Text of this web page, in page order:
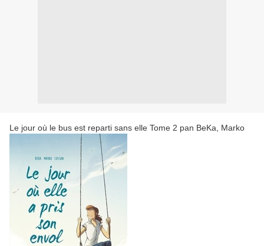
Le jour où le bus est reparti sans elle Tome 2 pan BeKa, Marko